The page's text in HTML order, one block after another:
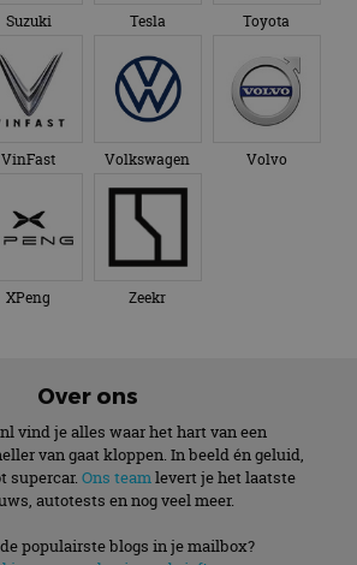
Suzuki Tesla Toyota
VinFast Volkswagen Volvo
XPeng Zeekr
Over ons
vind je alles waar het hart van een
van gaat kloppen. In beeld én geluid,
supercar. Ons teamlevert je het laatste
autotests en nog veel meer.
populairste blogs in je mailbox?